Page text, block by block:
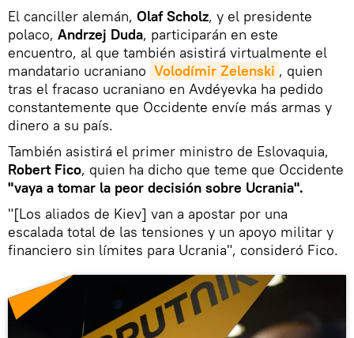
El canciller alemán, Olaf Scholz, y el presidente
polaco, Andrzej Duda, participarán en este
encuentro, al que también asistirá virtualmente el
mandatario ucraniano Volodímir Zelenski , quien
tras el fracaso ucraniano en Avdéyevka ha pedido
constantemente que Occidente envíe más armas y
dinero a su país.
También asistirá el primer ministro de Eslovaquia,
Robert Fico, quien ha dicho que teme que Occidente
"vaya a tomar la peor decisión sobre Ucrania".
"[Los aliados de Kiev] van a apostar por una
escalada total de las tensiones y un apoyo militar y
financiero sin límites para Ucrania", consideró Fico.